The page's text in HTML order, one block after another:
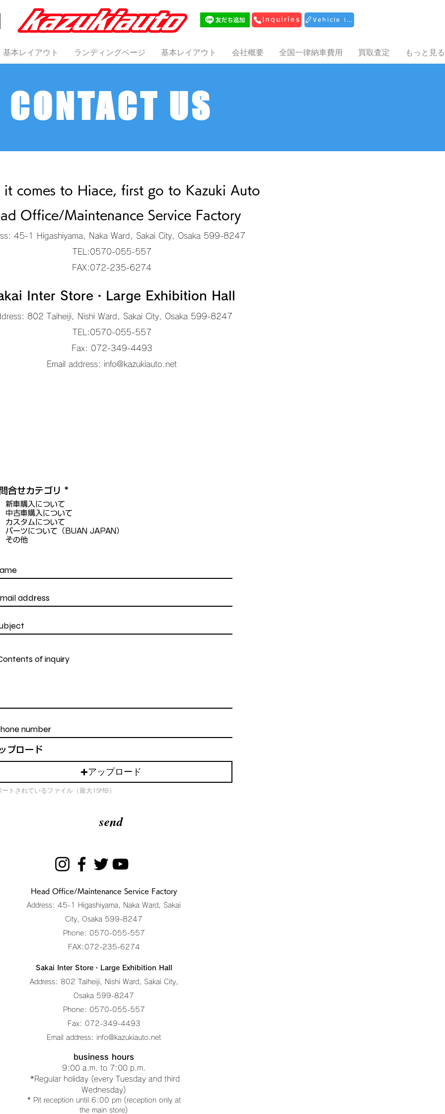
Inquiries
基本レイアウト ランディングページ 基本レイアウト 会社概要 全国一律納車費用 買取査定 もっと見る
CONTACT US
it comes to Hiace, first go to Kazuki Auto
Office/Maintenance Service Factory
45-1 Higashiyama, Naka Ward, Sakai City, Osaka 599-8247​
TEL:0570-055-557
FAX:072-235-6274​
Inter Store・Large Exhibition Hall
802 Taiheiji, Nishi Ward, Sakai City, Osaka 599-8247
TEL:0570-055-557
Fax: 072-349-4493
Email address: info@kazukiauto.net
合せカテゴリ *
新車購入について
中古車購入について
カスタムについて
パーツについて（BUAN JAPAN）
その他
プロード
アップロード
ートされているファイル（最大15MB）
send
Head Office/Maintenance Service Factory
Address: 45-1 Higashiyama, Naka Ward, Sakai
City, Osaka 599-8247​
Phone: 0570-055-557
FAX:072-235-6274​
Sakai Inter Store・Large Exhibition Hall
Address: 802 Taiheiji, Nishi Ward, Sakai City,
Osaka 599-8247
Phone: 0570-055-557
Fax: 072-349-4493
Email address: info@kazukiauto.net
business hours
9:00 a.m. to 7:00 p.m.
​ *Regular holiday (every Tuesday and third
Wednesday)
* Pit reception until 6:00 pm (reception only at
the main store)